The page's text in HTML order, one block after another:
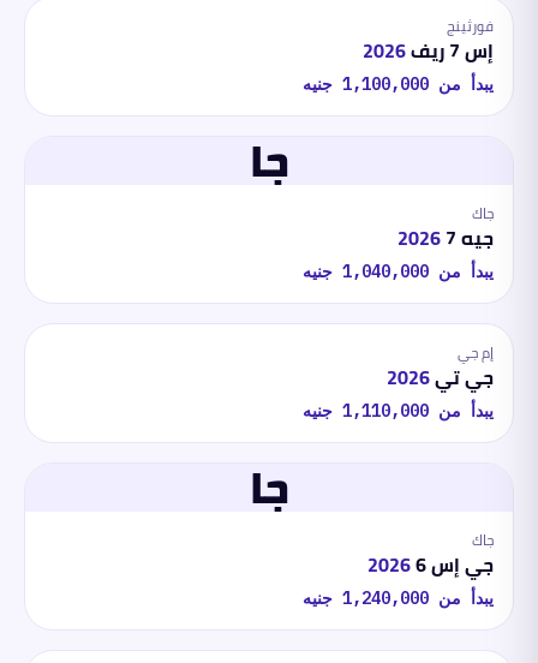
فورثينج
إس 7 ريف 2026
يبدأ من 1,100,000 جنيه
جا
جاك
جيه 7 2026
يبدأ من 1,040,000 جنيه
إم جي
جي تي2026
يبدأ من 1,110,000 جنيه
جا
جاك
جي إس 6 2026
يبدأ من 1,240,000 جنيه